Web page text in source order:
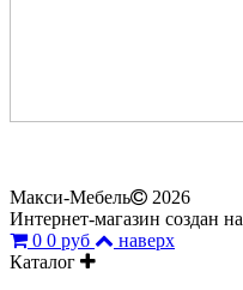
Макси-Мебель
2026
Интернет-магазин создан на
0 0 руб
наверх
Каталог